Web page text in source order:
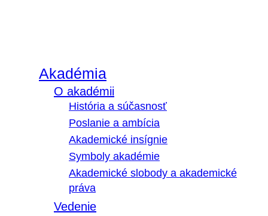
Akadémia
O akadémii
História a súčasnosť
Poslanie a ambícia
Akademické insígnie
Symboly akadémie
Akademické slobody a akademické
práva
Vedenie